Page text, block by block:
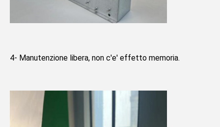
4- Manutenzione libera, non c'e' effetto memoria.